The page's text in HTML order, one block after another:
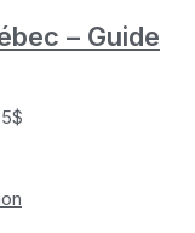
– Guide
$